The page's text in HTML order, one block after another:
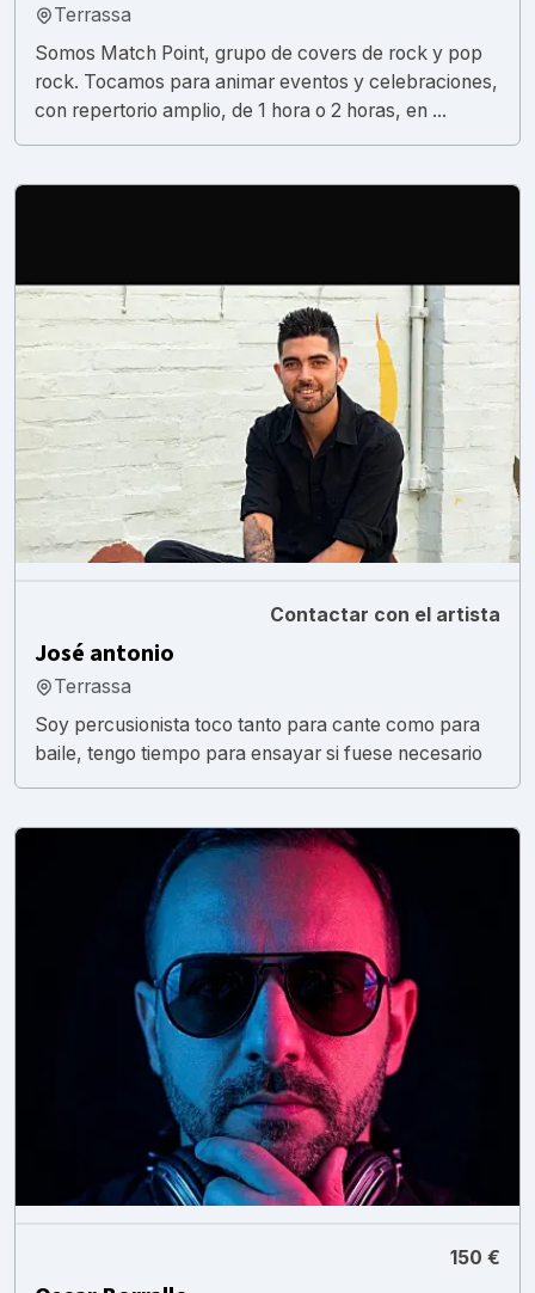
Terrassa
Somos Match Point, grupo de covers de rock y pop
rock. Tocamos para animar eventos y celebraciones,
con repertorio amplio, de 1 hora o 2 horas, en ...
Contactar con el artista
José antonio
Terrassa
Soy percusionista toco tanto para cante como para
baile, tengo tiempo para ensayar si fuese necesario
150 €